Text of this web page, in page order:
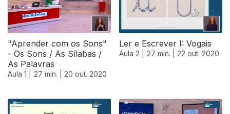
"Aprender com os Sons"
- Os Sons / As Sílabas /
As Palavras
Aula 1 | 27 min. | 20 out. 2020
Ler e Escrever I: Vogais
Aula 2 | 27 min. | 22 out. 2020